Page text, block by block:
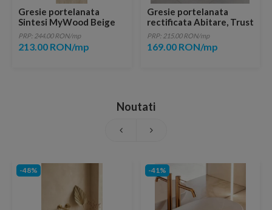
Gresie portelanata
Sintesi MyWood Beige
Rectificata 121x20
PRP: 244.00 RON/mp
213.00 RON/mp
Gresie portelanata
rectificata Abitare, Trust
Grey 60x30 cm
PRP: 215.00 RON/mp
169.00 RON/mp
Noutati
-48% -41%